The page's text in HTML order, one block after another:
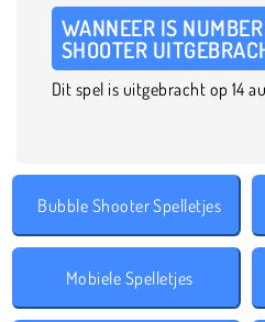
WANNEER IS
SHOOTER
Dit spel is uitgebracht op 14
Bubble Shooter Spelletjes
Mobiele Spelletjes